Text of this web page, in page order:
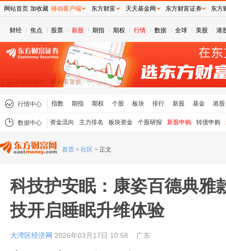
财经 焦点 股票 新股 期指 期权 行情 数据 全球 美股 港
行情中心 指数 期指 期权 个股 板块 排行 新股 基金 港股
数据中心 资金流向 主力排名 板块资金 个股研报 新股申购 转债申购
首页 > 社区 > 正文
科技护安眠：康姿百德典雅
技开启睡眠升维体验
大湾区经济网 2026年03月17日 10:58 广东
网站首页 加收藏 移动客户端 东方财富 天天基金网 东方财富证券 东方